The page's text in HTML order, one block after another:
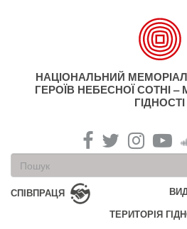
НАЦІОНАЛЬНИЙ
ГЕРОЇВ НЕБЕСНОЇ СОТНІ –
ГІДНОСТІ
Пошукова
форма
Пошук
СПІВПРАЦЯ
ТЕРИТОРІЯ